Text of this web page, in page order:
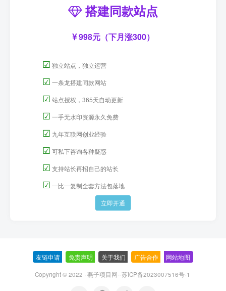
搭建同款站点
998元（下月涨300）
☑ 独立站点，独立运营
☑ 一条龙搭建同款网站
☑ 站点授权，365天自动更新
☑ 一手无水印资源永久免费
☑ 九年互联网创业经验
☑ 可私下咨询各种疑惑
☑ 支持站长再招自己的站长
☑ 一比一复制全套方法包落地
立即开通
友链申请 免责声明 关于我们 广告合作 网站地图
Copyright © 2022 · 燕子项目网--苏ICP备2023007516号-1